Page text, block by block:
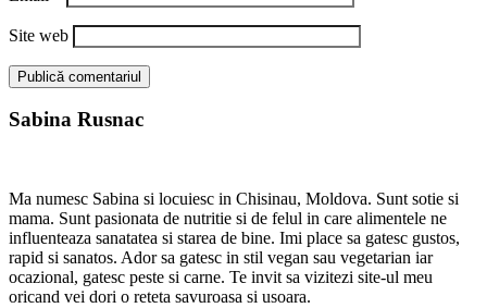
Site web
Sabina Rusnac
Ma numesc Sabina si locuiesc in Chisinau, Moldova. Sunt sotie si
mama. Sunt pasionata de nutritie si de felul in care alimentele ne
influenteaza sanatatea si starea de bine. Imi place sa gatesc gustos,
rapid si sanatos. Ador sa gatesc in stil vegan sau vegetarian iar
ocazional, gatesc peste si carne. Te invit sa vizitezi site-ul meu
oricand vei dori o reteta savuroasa si usoara.